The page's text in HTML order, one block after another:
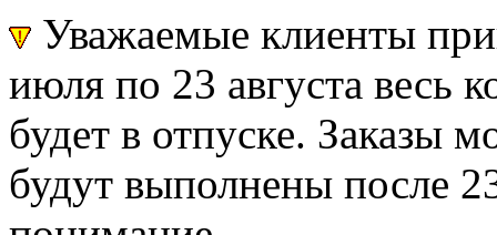
Уважаемые клиенты
июля по 23 августа весь
будет в отпуске. Заказы
будут выполнены после